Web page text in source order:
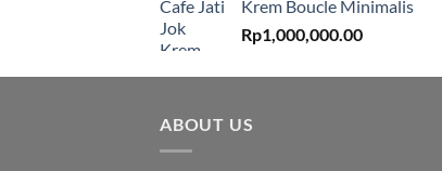
Krem Boucle Minimalis
Rp1,000,000.00
ABOUT US